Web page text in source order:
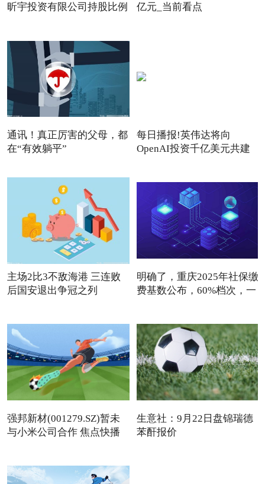
昕宇投资有限公司持股比例
亿元_当前看点
通讯！真正厉害的父母，都
在“有效躺平”
每日播报!英伟达将向
OpenAI投资千亿美元共建
主场2比3不敌海港 三连败
后国安退出争冠之列
明确了，重庆2025年社保缴
费基数公布，60%档次，一
强邦新材(001279.SZ)暂未
与小米公司合作 焦点快播
生意社：9月22日盘锦瑞德
苯酐报价